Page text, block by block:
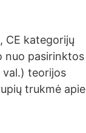
CE kategorijų
nuo pasirinktos
val.) teorijos
trukmė apie